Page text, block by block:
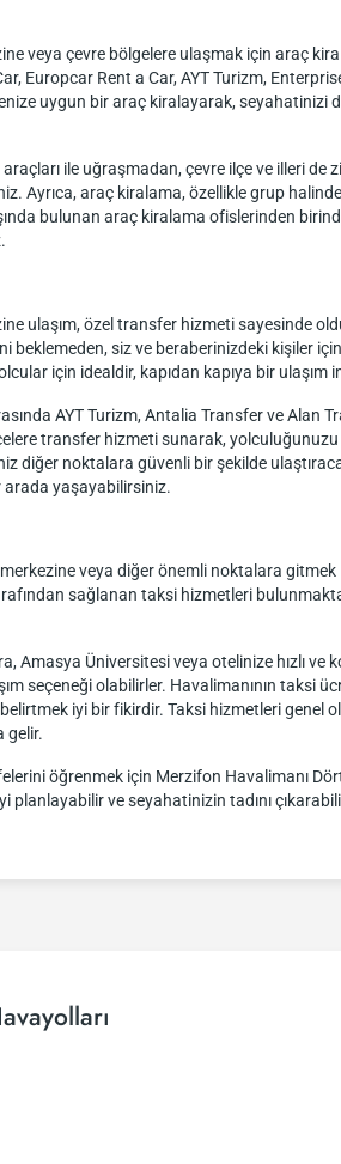
veya çevre bölgelere ulaşmak için araç
Europcar Rent a Car, AYT Turizm,
uygun bir araç kiralayarak,
ile uğraşmadan, çevre ilçe ve illeri de
Ayrıca, araç kiralama, özellikle grup
bulunan araç kiralama ofislerinden
ulaşım, özel transfer hizmeti sayesinde
beklemeden, siz ve beraberinizdeki kişiler
için idealdir, kapıdan kapıya bir ulaşım
AYT Turizm, Antalia Transfer ve Alan
transfer hizmeti sunarak,
diğer noktalara güvenli bir şekilde
arada yaşayabilirsiniz.
veya diğer önemli noktalara
sağlanan taksi hizmetleri
Amasya Üniversitesi veya otelinize hızlı ve
seçeneği olabilirler. Havalimanının taksi
iyi bir fikirdir. Taksi hizmetleri
gelir.
öğrenmek için Merzifon Havalimanı
planlayabilir ve seyahatinizin tadını